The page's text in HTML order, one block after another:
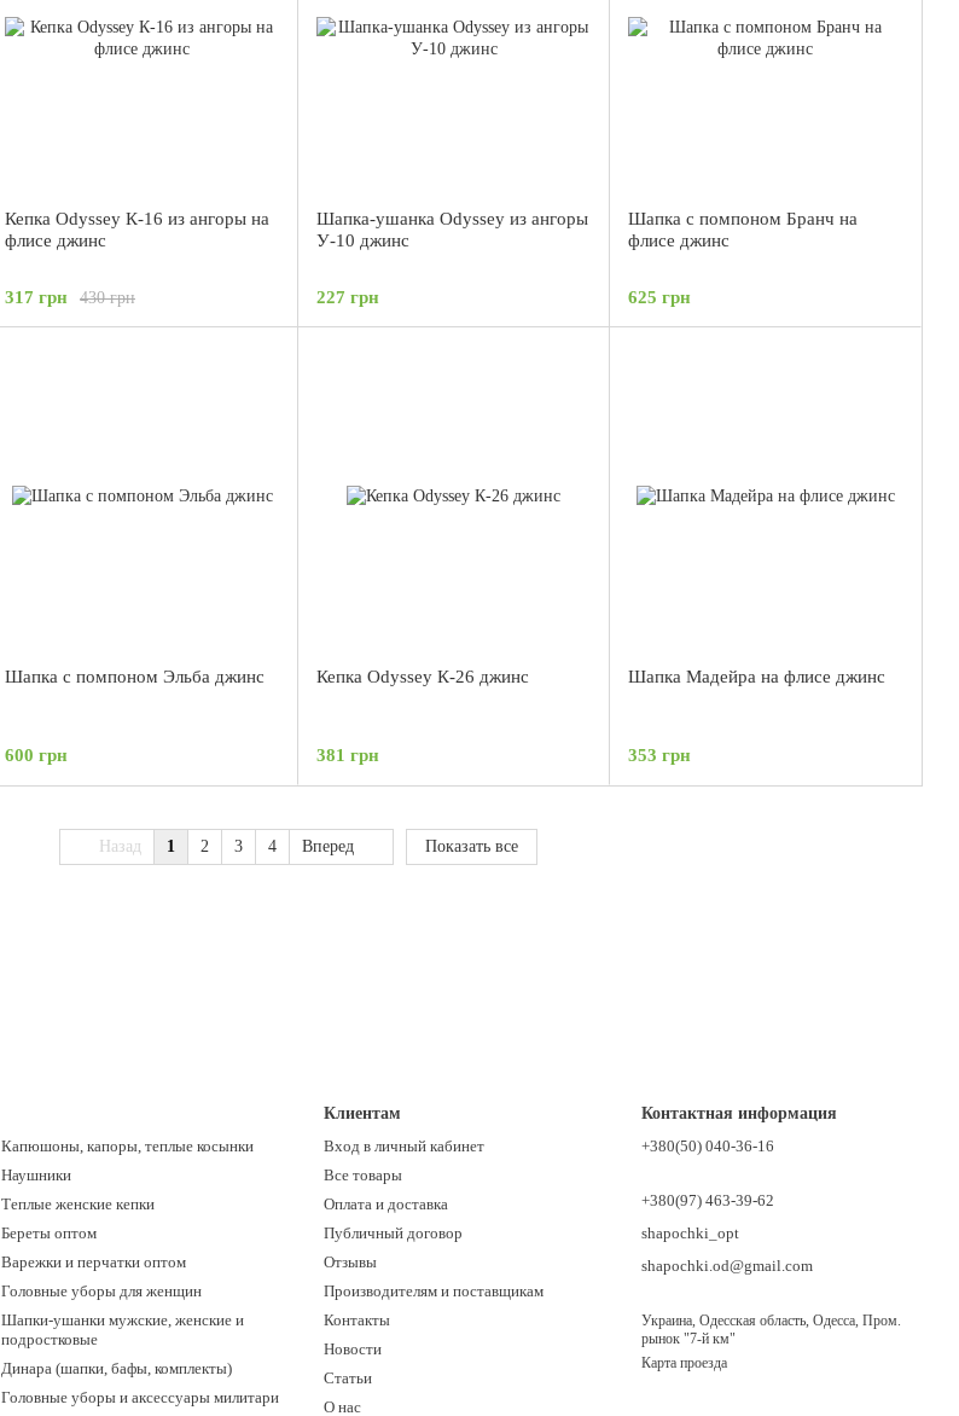
Кепка Odyssey К-16 из ангоры на
флисе джинс
430 грн
317 грн
Шапка-ушанка Odyssey из ангоры
У-10 джинс
227 грн
Шапка с помпоном Бранч на
флисе джинс
625 грн
Шапка с помпоном Эльба джинс
600 грн
Кепка Odyssey К-26 джинс
381 грн
Шапка Мадейра на флисе джинс
353 грн
Назад 1 2 3 4 Вперед Показать все
Капюшоны, капоры, теплые косынки
Наушники
Теплые женские кепки
Береты оптом
Варежки и перчатки оптом
Головные уборы для женщин
Шапки-ушанки мужские, женские и
подростковые
Динара (шапки, бафы, комплекты)
Головные уборы и аксессуары милитари
Клиентам
Вход в личный кабинет
Все товары
Оплата и доставка
Публичный договор
Отзывы
Производителям и поставщикам
Контакты
Новости
Статьи
О нас
Контактная информация
+380(50) 040-36-16
+380(97) 463-39-62
shapochki_opt
shapochki.od@gmail.com
Украина, Одесская область, Одесса, Пром.
рынок "7-й км"
Карта проезда